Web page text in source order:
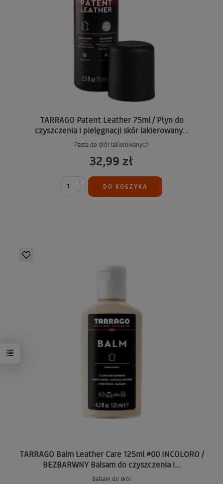
TARRAGO Patent Leather 75ml / Płyn do
czyszczenia i pielęgnacji skór lakierowany...
Pasta do skór lakierowanych
32,99 zł
-
+
DO KOSZYKA
TARRAGO Balm Leather Care 125ml #00 INCOLORO /
BEZBARWNY Balsam do czyszczenia i...
Balsam do skór